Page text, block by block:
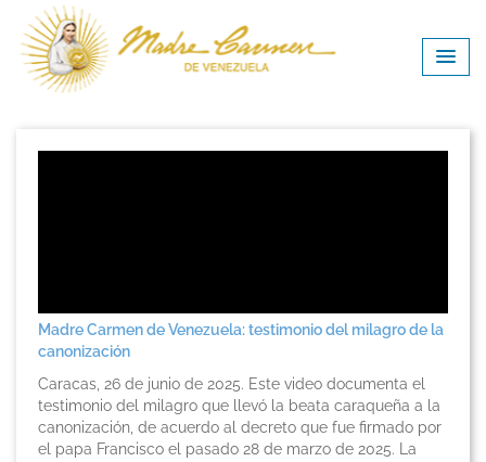
Madre Carmen de Venezuela: testimonio del milagro de la
canonización
Caracas, 26 de junio de 2025. Este video documenta el
testimonio del milagro que llevó la beata caraqueña a la
canonización, de acuerdo al decreto que fue firmado por
el papa Francisco el pasado 28 de marzo de 2025. La